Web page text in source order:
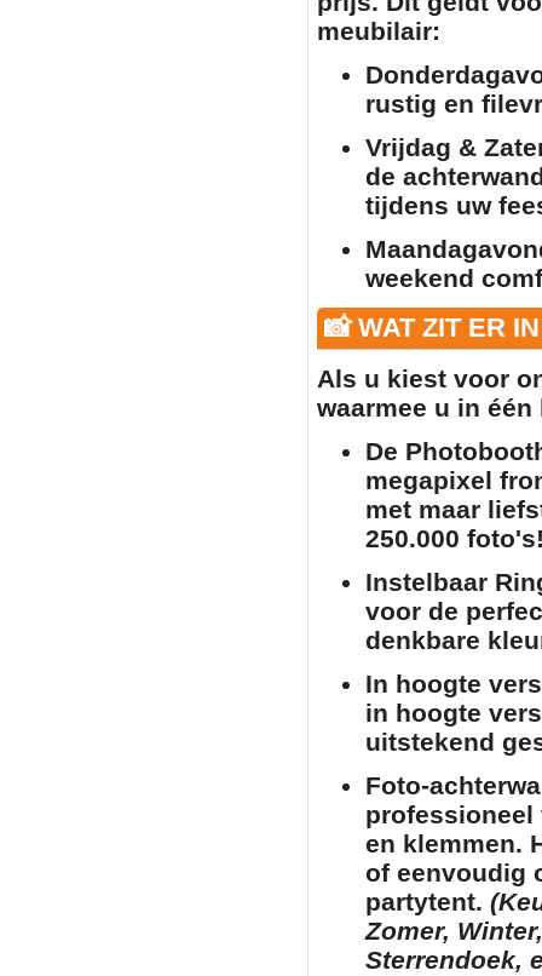
meubilair:
rustig en
Vrijdag &
de
tijdens uw
weekend
📸 WAT ZIT ER
Als u kiest voor
waarmee u in
De
megapixel
met maar
250.000
Instelbaar
voor de
denkbare
In hoogte
in hoogte
uitstekend
Foto-
professioneel
en klemmen.
of eenvoudig
partytent.
Zomer,
Sterrendoek,